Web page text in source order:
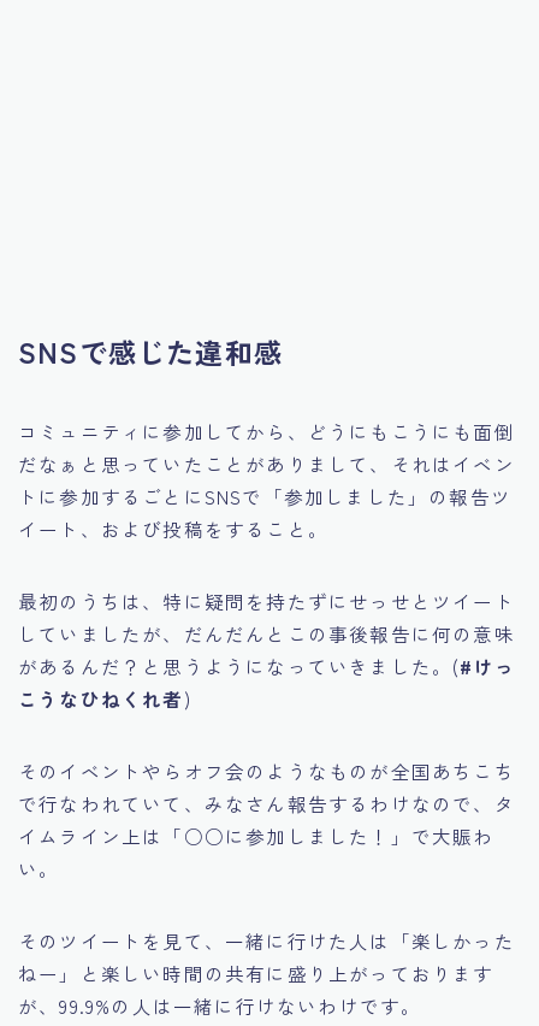
SNSで感じた違和感
コミュニティに参加してから、どうにもこうにも面倒
だなぁと思っていたことがありまして、それはイベン
トに参加するごとにSNSで「参加しました」の報告ツ
イート、および投稿をすること。
最初のうちは、特に疑問を持たずにせっせとツイート
していましたが、だんだんとこの事後報告に何の意味
があるんだ？と思うようになっていきました。(#けっ
こうなひねくれ者)
そのイベントやらオフ会のようなものが全国あちこち
で行なわれていて、みなさん報告するわけなので、タ
イムライン上は「○○に参加しました！」で大賑わ
い。
そのツイートを見て、一緒に行けた人は「楽しかった
ねー」と楽しい時間の共有に盛り上がっております
が、99.9%の人は一緒に行けないわけです。